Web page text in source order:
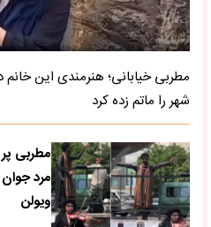
مطربی خیابانی؛ هنرمندی این خانم
شهر را ماتم زده کرد
مطربی
مرد
ویولن